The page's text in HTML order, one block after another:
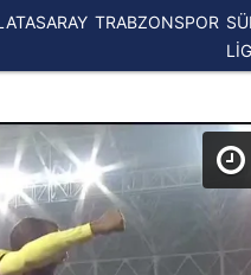
TRABZONSPOR
LİG